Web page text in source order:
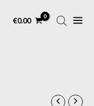
€0.00
MENU